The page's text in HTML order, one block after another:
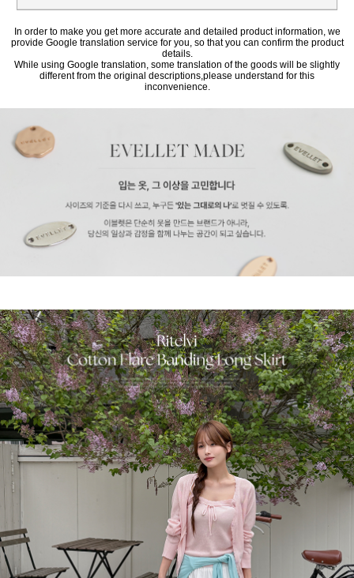
In order to make you get more accurate and detailed product information, we
provide Google translation service for you, so that you can confirm the product
details.
While using Google translation, some translation of the goods will be slightly
different from the original descriptions,please understand for this
inconvenience.